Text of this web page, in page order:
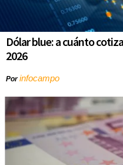
Dólar blue: a cuánto
2026
Porinfocampo